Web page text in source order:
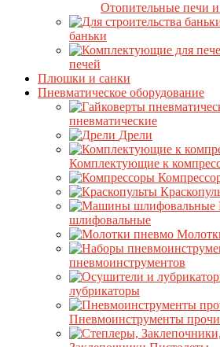
Отопительные печи
баньки
печей
Плюшки и санки
Пневматическое оборудование
пневматические
Дрели
Комплектующие к
шлифовальные
пневмоинструментов
лубрикаторы
Пневмоинструменты